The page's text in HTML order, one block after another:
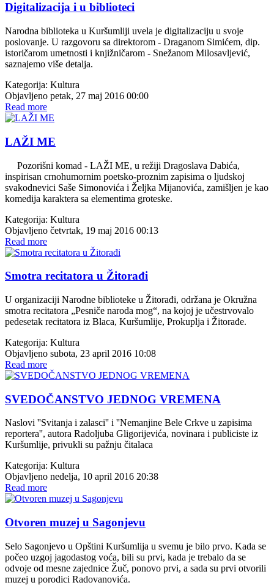
Digitalizacija i u biblioteci
Narodna biblioteka u Kuršumliji uvela je digitalizaciju u svoje
poslovanje. U razgovoru sa direktorom - Draganom Simićem, dip.
istoričarom umetnosti i knjižničarom - Snežanom Milosavljević,
saznajemo više detalja.
Kategorija: Kultura
Objavljeno petak, 27 maj 2016 00:00
Read more
LAŽI ME
Pozorišni komad - LAŽI ME, u režiji Dragoslava Dabića,
inspirisan crnohumornim poetsko-proznim zapisima o ljudskoj
svakodnevici Saše Simonovića i Željka Mijanovića, zamišljen je kao
komedija karaktera sa elementima groteske.
Kategorija: Kultura
Objavljeno četvrtak, 19 maj 2016 00:13
Read more
Smotra recitatora u Žitorađi
U organizaciji Narodne biblioteke u Žitorađi, održana je Okružna
smotra recitatora „Pesniče naroda mog“, na kojoj je učestrvovalo
pedesetak recitatora iz Blaca, Kuršumlije, Prokuplja i Žitorađe.
Kategorija: Kultura
Objavljeno subota, 23 april 2016 10:08
Read more
SVEDOČANSTVO JEDNOG VREMENA
Naslovi ''Svitanja i zalasci'' i ''Nemanjine Bele Crkve u zapisima
reportera'', autora Radoljuba Gligorijevića, novinara i publiciste iz
Kuršumlije, privukli su pažnju čitalaca
Kategorija: Kultura
Objavljeno nedelja, 10 april 2016 20:38
Read more
Otvoren muzej u Sagonjevu
Selo Sagonjevo u Opštini Kuršumlija u svemu je bilo prvo. Kada se
počeo uzgoj jagodastog voća, bili su prvi, kada je trebalo da se
odvoje od mesne zajednice Žuč, ponovo prvi, a sada su prvi otvorili
muzej u porodici Radovanovića.